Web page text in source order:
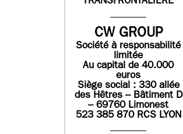
CW GROUP
Société à responsabilité
limitée
Au capital de 40.000
euros
Siège social : 330 allée
des Hêtres – Bâtiment D
– 69760 Limonest
523 385 870 RCS LYON